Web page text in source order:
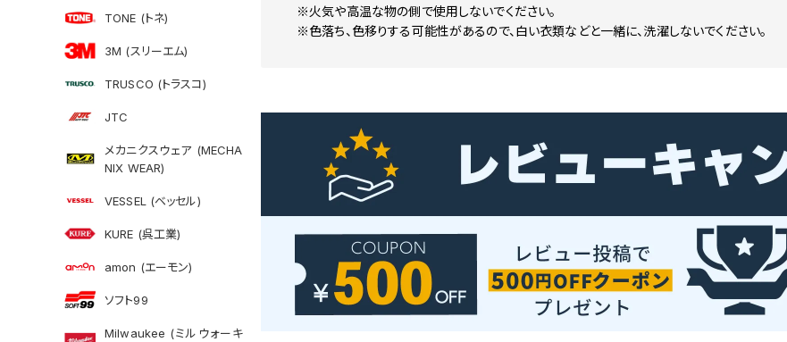
TONE (トネ)
3M (スリーエム)
TRUSCO (トラスコ)
JTC
メカニクスウェア (MECHA
NIX WEAR)
VESSEL (ベッセル)
KURE (呉工業)
amon (エーモン)
ソフト99
Milwaukee (ミルウォーキ
※火気や高温な物の側で使用しないでください。
※色落ち、色移りする可能性があるので、白い衣類などと一緒に、洗濯しないでください。